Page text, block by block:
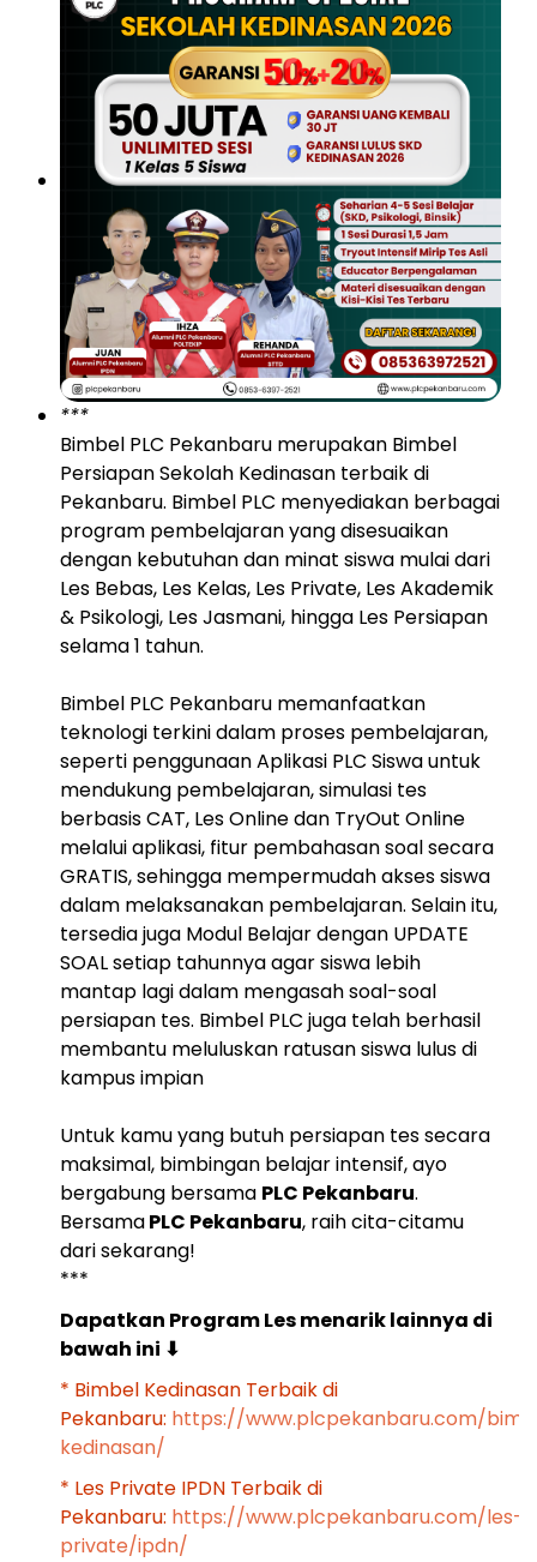
***
Bimbel PLC Pekanbaru merupakan Bimbel
Persiapan Sekolah Kedinasan terbaik di
Pekanbaru. Bimbel PLC menyediakan berbagai
program pembelajaran yang disesuaikan
dengan kebutuhan dan minat siswa mulai dari
Les Bebas, Les Kelas, Les Private, Les Akademik
& Psikologi, Les Jasmani, hingga Les Persiapan
selama 1 tahun.
Bimbel PLC Pekanbaru memanfaatkan
teknologi terkini dalam proses pembelajaran,
seperti penggunaan Aplikasi PLC Siswa untuk
mendukung pembelajaran, simulasi tes
berbasis CAT, Les Online dan TryOut Online
melalui aplikasi, fitur pembahasan soal secara
GRATIS, sehingga mempermudah akses siswa
dalam melaksanakan pembelajaran. Selain itu,
tersedia juga Modul Belajar dengan UPDATE
SOAL setiap tahunnya agar siswa lebih
mantap lagi dalam mengasah soal-soal
persiapan tes. Bimbel PLC juga telah berhasil
membantu meluluskan ratusan siswa lulus di
kampus impian
Untuk kamu yang butuh persiapan tes secara
maksimal, bimbingan belajar intensif, ayo
bergabung bersama PLC Pekanbaru.
BersamaPLC Pekanbaru, raih cita-citamu
dari sekarang!
***
Dapatkan Program Les menarik lainnya di
bawah ini ⬇
* Bimbel Kedinasan Terbaik di
Pekanbaru: https://www.plcpekanbaru.com/
kedinasan/
* Les Private IPDN Terbaik di
Pekanbaru: https://www.plcpekanbaru.com/les-
private/ipdn/